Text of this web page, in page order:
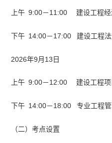
上午 9:00－11:00 建设工程经
下午 14:00－17:00 建设工程法
2026年9月13日
上午 9:00－12:00 建设工程项
下午 14:00－18:00 专业工程管
（二）考点设置